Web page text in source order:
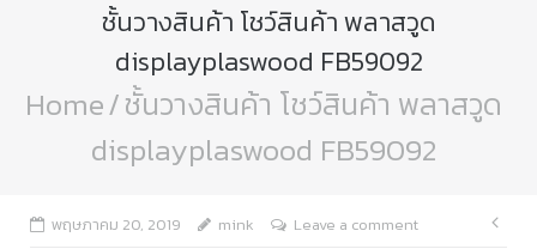
ชั้นวางสินค้า โชว์สินค้า พลาสวูด
displayplaswood FB59092
Home/ชั้นวางสินค้า โชว์สินค้า พลาสวูด
displayplaswood FB59092
พฤษภาคม 20, 2019 mink Leave a comment
แน